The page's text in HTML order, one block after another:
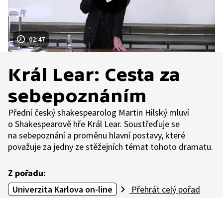
02:47
Král Lear: Cesta za
sebepoznáním
Přední český shakespearolog Martin Hilský mluví
o Shakespearově hře Král Lear. Soustřeďuje se
na sebepoznání a proměnu hlavní postavy, které
považuje za jedny ze stěžejních témat tohoto dramatu.
Z pořadu:
Univerzita Karlova on-line
Přehrát celý pořad